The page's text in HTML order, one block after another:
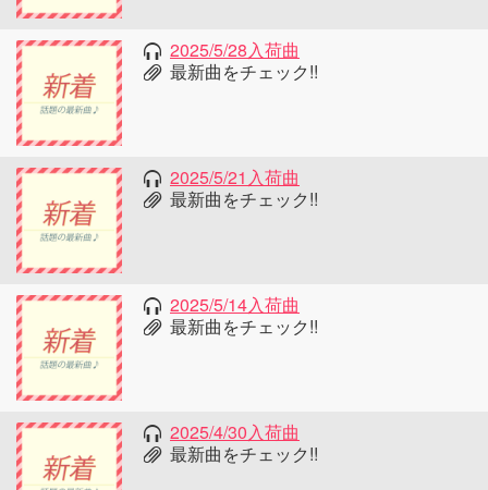
2025/5/28入荷曲
最新曲をチェック!!
2025/5/21入荷曲
最新曲をチェック!!
2025/5/14入荷曲
最新曲をチェック!!
2025/4/30入荷曲
最新曲をチェック!!